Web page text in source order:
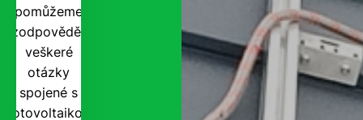
pomůžeme
zodpovědět
veškeré
otázky
spojené s
fotovoltaikou